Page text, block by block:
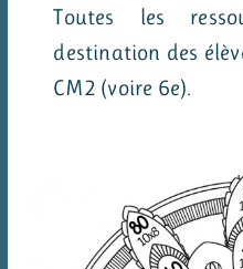
Toutes les
destination des
CM2 (voire 6e).